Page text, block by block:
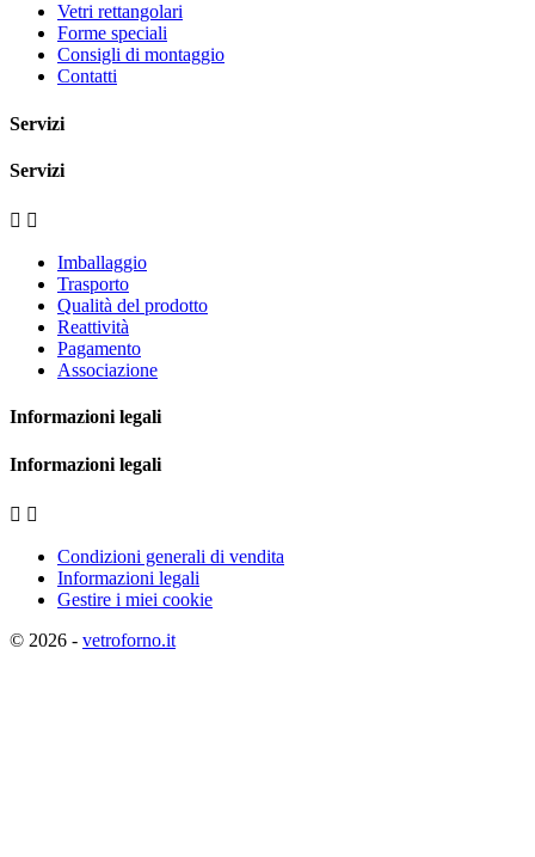
Vetri rettangolari
Forme speciali
Consigli di montaggio
Contatti
Servizi
Servizi
 
Imballaggio
Trasporto
Qualità del prodotto
Reattività
Pagamento
Associazione
Informazioni legali
Informazioni legali
 
Condizioni generali di vendita
Informazioni legali
Gestire i miei cookie
© 2026 - vetroforno.it